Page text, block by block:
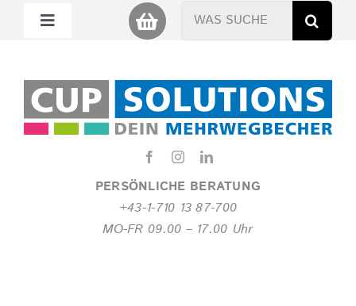
PERSÖNLICHE BERATUNG
+43-1-710 13 87-700
MO-FR 09.00 – 17.00 Uhr
Toggle
Miet Cup
Nachhaltigkeit
Suche
nach: